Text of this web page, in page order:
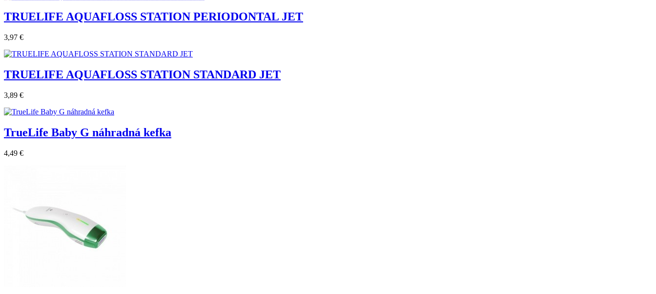
TRUELIFE AQUAFLOSS STATION PERIODONTAL JET
3,97 €
TRUELIFE AQUAFLOSS STATION STANDARD JET
3,89 €
TrueLife Baby G náhradná kefka
4,49 €